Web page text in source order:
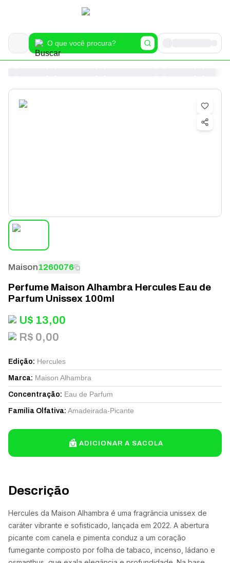
Descrição
Hercules da Maison Alhambra é uma fragrância unissex de
caráter vibrante e sofisticado, lançada em 2022. A abertura
picante com canela e pimenta conduz a um coração
fumegante composto por folha de tabaco, incenso, ládano e
Maison1260076
Perfume Maison Alhambra Hercules Eau de
Parfum Unissex 100ml
U$ 13,00
R$ 0,00
Edição: Hercules
Marca: Maison Alhambra
Concentração: Eau de Parfum
Família Olfativa: Amadeirada-Picante
ADICIONAR A SACOLA